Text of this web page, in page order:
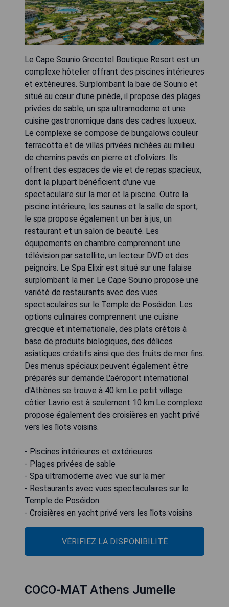
Le Cape Sounio Grecotel Boutique Resort est un
complexe hôtelier offrant des piscines intérieures
et extérieures. Surplombant la baie de Sounio et
situé au cœur d'une pinède, il propose des plages
privées de sable, un spa ultramoderne et une
cuisine gastronomique dans des cadres luxueux.
Le complexe se compose de bungalows couleur
terracotta et de villas privées nichées au milieu
de chemins pavés en pierre et d'oliviers. Ils
offrent des espaces de vie et de repas spacieux,
dont la plupart bénéficient d'une vue
spectaculaire sur la mer et la piscine. Outre la
piscine intérieure, les saunas et la salle de sport,
le spa propose également un bar à jus, un
restaurant et un salon de beauté. Les
équipements en chambre comprennent une
télévision par satellite, un lecteur DVD et des
peignoirs. Le Spa Elixir est situé sur une falaise
surplombant la mer. Le Cape Sounio propose une
variété de restaurants avec des vues
spectaculaires sur le Temple de Poséidon. Les
options culinaires comprennent une cuisine
grecque et internationale, des plats crétois à
base de produits biologiques, des délices
asiatiques créatifs ainsi que des fruits de mer fins.
Des menus spéciaux peuvent également être
préparés sur demande.L'aéroport international
d'Athènes se trouve à 40 km.Le petit village
côtier Lavrio est à seulement 10 km.Le complexe
propose également des croisières en yacht privé
vers les îlots voisins.
- Piscines intérieures et extérieures
- Plages privées de sable
- Spa ultramoderne avec vue sur la mer
- Restaurants avec vues spectaculaires sur le
Temple de Poséidon
- Croisières en yacht privé vers les îlots voisins
VÉRIFIEZ LA DISPONIBILITÉ
COCO-MAT Athens Jumelle